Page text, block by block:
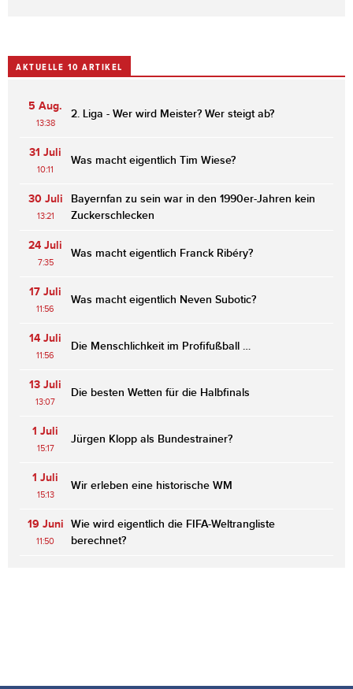
AKTUELLE 10 ARTIKEL
5 Aug.
13:38
2. Liga - Wer wird Meister? Wer steigt ab?
31 Juli
10:11
Was macht eigentlich Tim Wiese?
30 Juli
13:21
Bayernfan zu sein war in den 1990er-Jahren kein
Zuckerschlecken
24 Juli
7:35
Was macht eigentlich Franck Ribéry?
17 Juli
11:56
Was macht eigentlich Neven Subotic?
14 Juli
11:56
Die Menschlichkeit im Profifußball …
13 Juli
13:07
Die besten Wetten für die Halbfinals
1 Juli
15:17
Jürgen Klopp als Bundestrainer?
1 Juli
15:13
Wir erleben eine historische WM
19 Juni
11:50
Wie wird eigentlich die FIFA-Weltrangliste
berechnet?